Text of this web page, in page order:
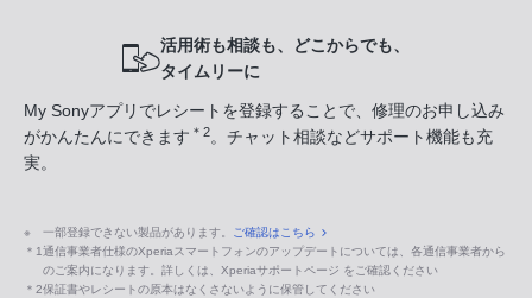
活用術も相談も、どこからでも、
タイムリーに
My Sonyアプリでレシートを登録することで、修理のお申し込み
がかんたんにできます ＊2。チャット相談などサポート機能も充
実。
※ 一部登録できない製品があります。 ご確認はこちら
＊1通信事業者仕様のXperiaスマートフォンのアップデートについては、各通信事業者から
のご案内になります。詳しくは、Xperiaサポートページ をご確認ください
＊2保証書やレシートの原本はなくさないように保管してください